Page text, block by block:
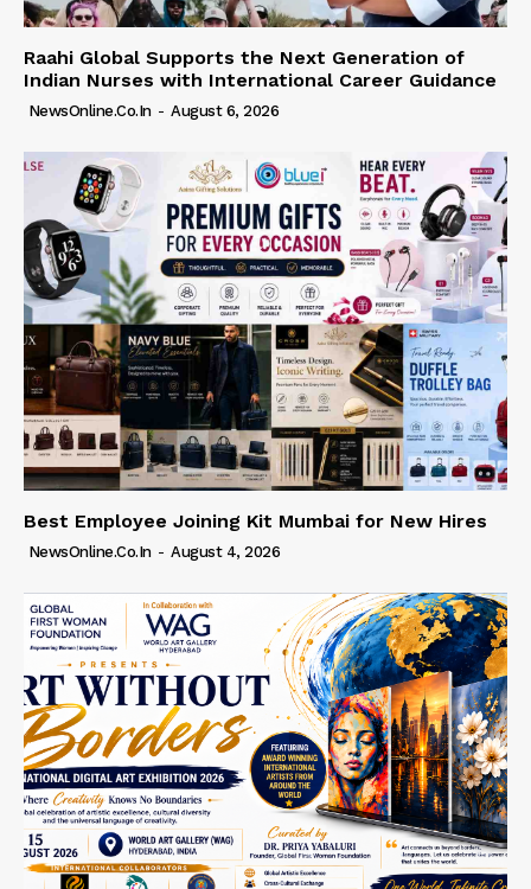
Raahi Global Supports the Next Generation of
Indian Nurses with International Career Guidance
NewsOnline.co.in - August 6, 2026
Best Employee Joining Kit Mumbai for New Hires
NewsOnline.co.in - August 4, 2026